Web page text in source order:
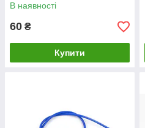
В наявності
60 ₴
Купити